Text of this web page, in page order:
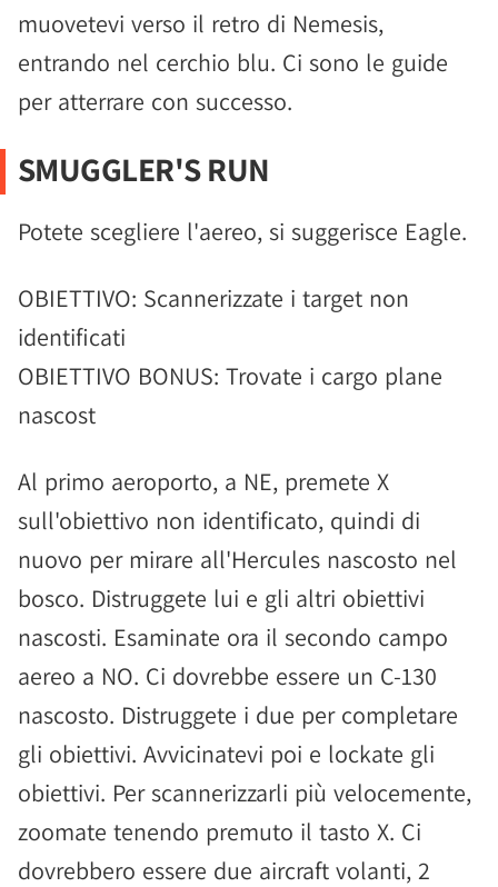
muovetevi verso il retro di Nemesis,
entrando nel cerchio blu. Ci sono le guide
per atterrare con successo.
SMUGGLER'S RUN
Potete scegliere l'aereo, si suggerisce Eagle.
OBIETTIVO: Scannerizzate i target non
identificati
OBIETTIVO BONUS: Trovate i cargo plane
nascost
Al primo aeroporto, a NE, premete X
sull'obiettivo non identificato, quindi di
nuovo per mirare all'Hercules nascosto nel
bosco. Distruggete lui e gli altri obiettivi
nascosti. Esaminate ora il secondo campo
aereo a NO. Ci dovrebbe essere un C-130
nascosto. Distruggete i due per completare
gli obiettivi. Avvicinatevi poi e lockate gli
obiettivi. Per scannerizzarli più velocemente,
zoomate tenendo premuto il tasto X. Ci
dovrebbero essere due aircraft volanti, 2